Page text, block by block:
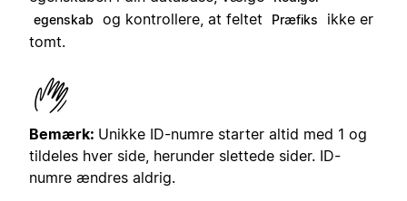
egenskab
og kontrollere, at feltet Præfiks
ikke er
tomt.
Bemærk: Unikke ID-numre starter altid med 1 og
tildeles hver side, herunder slettede sider. ID-
numre ændres aldrig.